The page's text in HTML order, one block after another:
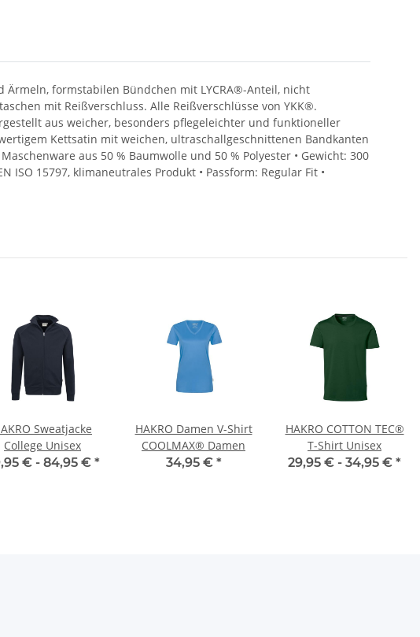
formstabilen Bündchen mit LYCRA®-Anteil, nicht
mit Reißverschluss. Alle Reißverschlüsse von YKK®.
aus weicher, besonders pflegeleichter und funktioneller
Kettsatin mit weichen, ultraschallgeschnittenen Bandkanten
aus 50 % Baumwolle und 50 % Polyester • Gewicht: 300
15797, klimaneutrales Produkt • Passform: Regular Fit •
Sweatjacke
College Unisex
€ - 84,95 € *
HAKRO Damen V-Shirt
COOLMAX® Damen
34,95 € *
HAKRO COTTON TEC®
T-Shirt Unisex
29,95 € - 34,95 € *